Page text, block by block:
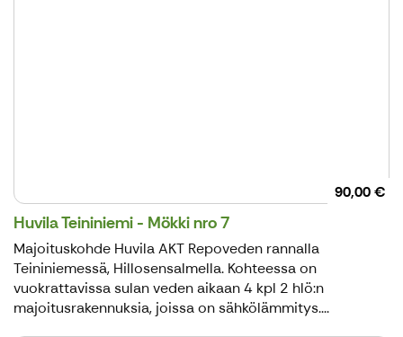
90,00 €
Huvila Teininiemi - Mökki nro 7
Majoituskohde Huvila AKT Repoveden rannalla
Teininiemessä, Hillosensalmella. Kohteessa on
vuokrattavissa sulan veden aikaan 4 kpl 2 hlö:n
majoitusrakennuksia, joissa on sähkölämmitys....